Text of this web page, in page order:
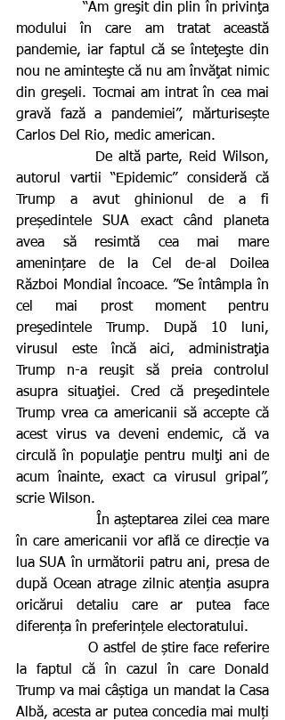
              “Am greşit din plin în privinţa
modului în care am tratat această
pandemie, iar faptul că se înteţeşte din
nou ne aminteşte că nu am învăţat nimic
din greşeli. Tocmai am intrat în cea mai
gravă fază a pandemiei”, mărturisește
Carlos Del Rio, medic american.
autorul vartii “Epidemic” consideră că
Trump a avut ghinionul de a fi
președintele SUA exact când planeta
avea să resimtă cea mai mare
amenințare de la Cel de-al Doilea
Război Mondial încoace. ”Se întâmpla în
cel mai prost moment pentru
preşedintele Trump. După 10 luni,
virusul este încă aici, administraţia
Trump n-a reuşit să preia controlul
asupra situaţiei. Cred că preşedintele
Trump vrea ca americanii să accepte că
acest virus va deveni endemic, că va
circulă în populaţie pentru mulţi ani de
acum înainte, exact ca virusul gripal”,
scrie Wilson.
în care americanii vor află ce direcție va
lua SUA în următorii patru ani, presa de
după Ocean atrage zilnic atenția asupra
oricărui detaliu care ar putea face
diferența în preferințele electoratului.
              O astfel de știre face referire
la faptul că în cazul în care Donald
Trump va mai câștiga un mandat la Casa
Albă, acesta ar putea concedia mai mulți